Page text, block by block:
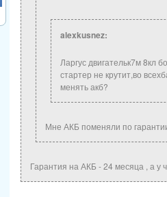
alexkusnez:
Ларгус двигательк7м 8кл
стартер не крутит,во
менять акб?
Мне АКБ поменяли по
Гарантия на АКБ - 24 месяца , а у